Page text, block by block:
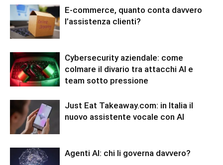
E-commerce, quanto conta davvero
l’assistenza clienti?
Cybersecurity aziendale: come
colmare il divario tra attacchi AI e
team sotto pressione
Just Eat Takeaway.com: in Italia il
nuovo assistente vocale con AI
Agenti AI: chi li governa davvero?